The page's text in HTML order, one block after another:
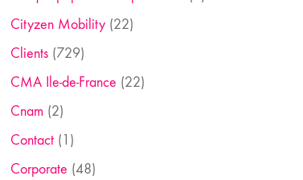
Cityzen Mobility(22)
Clients(729)
CMA Ile-de-France (22)
Cnam (2)
Contact(1)
Corporate (48)